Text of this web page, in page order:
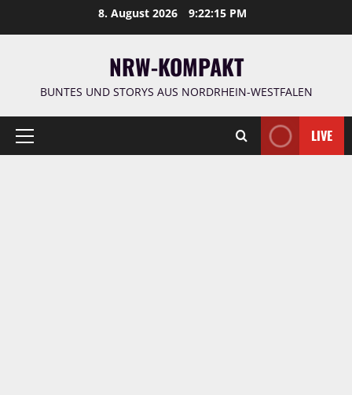
8. August 2026 9:22:17 PM
NRW-KOMPAKT
BUNTES UND STORYS AUS NORDRHEIN-WESTFALEN
Primäres
LIVE